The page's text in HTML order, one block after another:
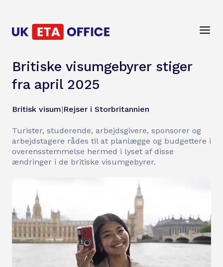
Britiske visumgebyrer stiger
fra april 2025
Britisk visum|Rejser i Storbritannien
Turister, studerende, arbejdsgivere, sponsorer og
arbejdstagere rådes til at planlægge og budgettere i
overensstemmelse hermed i lyset af disse
ændringer i de britiske visumgebyrer.